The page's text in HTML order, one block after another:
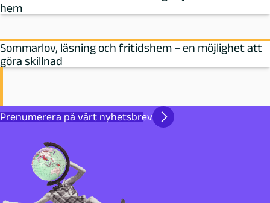
hem
Sommarlov, läsning och fritidshem – en möjlighet att
göra skillnad
Prenumerera på vårt nyhetsbrev